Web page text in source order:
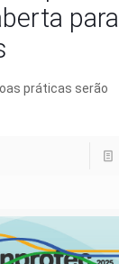
para
práticas serão